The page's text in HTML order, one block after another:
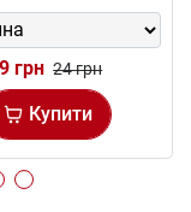
грн 24 грн
Купити